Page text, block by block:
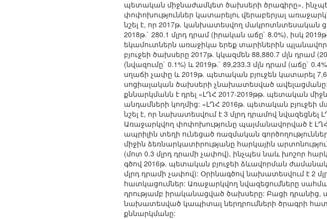
պետական միջնաժամկետ ծախսերի ծրագիրը»,
փոփոխություններ կատարելու վերաբերյալ
նշել է, որ 2017թ. կանխատեսվող մակրոտնտեսական
2018թ.` 280.1 մլրդ դրամ (իրական աճը` 8.0%), իսկ
եկամուտներն առաջիկա երեք տարիներին
բյուջեի ծախսերը 2017թ. կկազմեն 88,880.7 մլն դրամ
(նվազումը` 0.1%) և 2019թ.` 89,233.3 մլն դրամ (աճը`
սղաճի չափը և 2019թ. պետական բյուջեն կատարել
սոցիալական ծախսերի չնախատեսված
քննարկմանն է դրել «ԼՂՀ 2017-2019թթ. պետական
անդամների կողմից: «ԼՂՀ 2016թ. պետական բյուջեի
նշել է, որ նախատեսվում է 3 մլրդ դրամով
Առաջարկվող փոփոխությունը պայմանավորված է
ապրիլին տեղի ունեցած ռազմական
միջին ձեռնարկատիրությանը հարկային
(մոտ 0.3 մլրդ դրամի չափով), ինչպես նաև խոշոր
գծով 2016թ. պետական բյուջեի ձևավորման
մլրդ դրամի չափով): Օրինագծով նախատեսվում է 2
հատկացումներ: Առաջարկվող նվազեցումները
դրությամբ իրականացված ծախսերը: Բացի դրանից,
նախատեսված կապիտալ ներդրումների ծրագրի
քննարկմանը: